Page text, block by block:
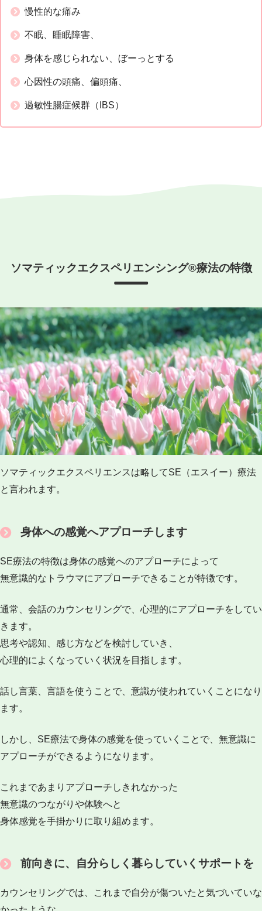
慢性的な痛み
不眠、睡眠障害、
身体を感じられない、ぼーっとする
心因性の頭痛、偏頭痛、
過敏性腸症候群（IBS）
ソマティックエクスペリエンシング®療法の特徴
ソマティックエクスペリエンスは略してSE（エスイー）療法
と言われます。
身体への感覚へアプローチします
SE療法の特徴は身体の感覚へのアプローチによって
無意識的なトラウマにアプローチできることが特徴です。
通常、会話のカウンセリングで、心理的にアプローチをしてい
きます。
思考や認知、感じ方などを検討していき、
心理的によくなっていく状況を目指します。
話し言葉、言語を使うことで、意識が使われていくことになり
ます。
しかし、SE療法で身体の感覚を使っていくことで、無意識に
アプローチができるようになります。
これまであまりアプローチしきれなかった
無意識のつながりや体験へと
身体感覚を手掛かりに取り組めます。
前向きに、自分らしく暮らしていくサポートを
カウンセリングでは、これまで自分が傷ついたと気づいていな